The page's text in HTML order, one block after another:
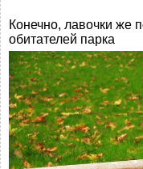
Конечно, лавочки же
обитателей парка